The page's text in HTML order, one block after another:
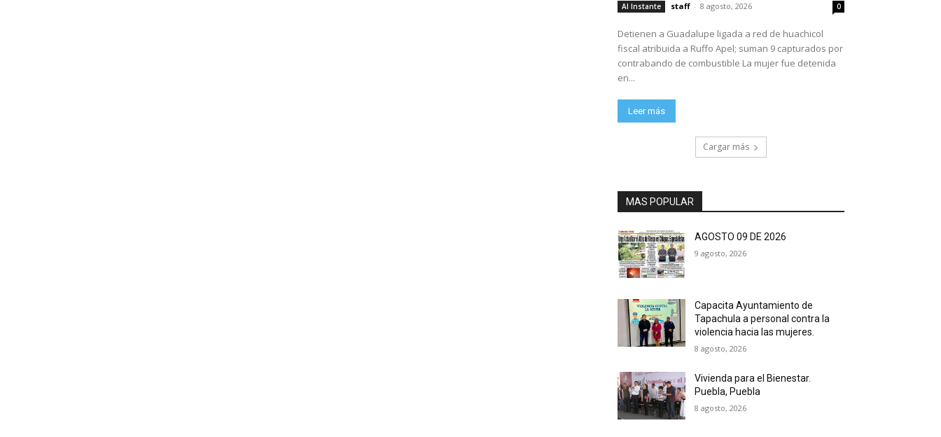
Al Instante staff - 8 agosto, 2026 0
Detienen a Guadalupe ligada a red de huachicol
fiscal atribuida a Ruffo Apel; suman 9 capturados por
contrabando de combustible La mujer fue detenida
en...
Leer más
Cargar más
MAS POPULAR
AGOSTO 09 DE 2026
9 agosto, 2026
Capacita Ayuntamiento de
Tapachula a personal contra la
violencia hacia las mujeres.
8 agosto, 2026
Vivienda para el Bienestar.
Puebla, Puebla
8 agosto, 2026